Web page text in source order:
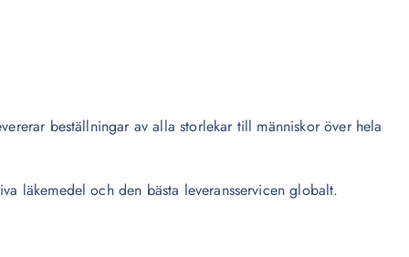
beställningar av alla storlekar till människor över hela
läkemedel och den bästa leveransservicen globalt.